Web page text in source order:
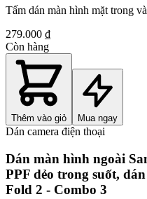
Tấm dán màn hình mặt trong
279.000 ₫
Còn hàng
Thêm vào giỏ Mua ngay
Dán camera điện thoại
Dán màn hình ngoài
PPF dẻo trong suốt,
Fold 2 - Combo 3